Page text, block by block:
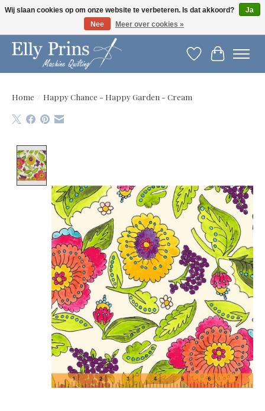
Let op: gewijzigde openingstijden!
Verlanglijst
Home / Happy Chance - Happy Garden - Cream
Wij slaan cookies op om onze website te verbeteren. Is dat akkoord?
Ja
Nee
Meer over cookies »